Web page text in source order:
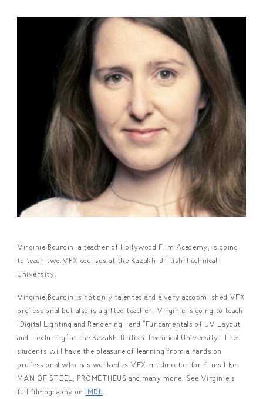
Virginie Bourdin, a teacher of Hollywood Film Academy, is going
to teach two VFX courses at the Kazakh-British Technical
University.
Virginie Bourdin is not only talented and a very accopmlished VFX
professional but also is a gifted teacher. Virginie is going to teach
"Digital Lighting and Rendering", and "Fundamentals of UV Layout
and Texturing" at the Kazakh-British Technical University. The
students will have the pleasure of learning from a hands on
professional who has worked as VFX art director for films like
MAN OF STEEL, PROMETHEUS and many more. See Virginie's
full filmography on IMDb.